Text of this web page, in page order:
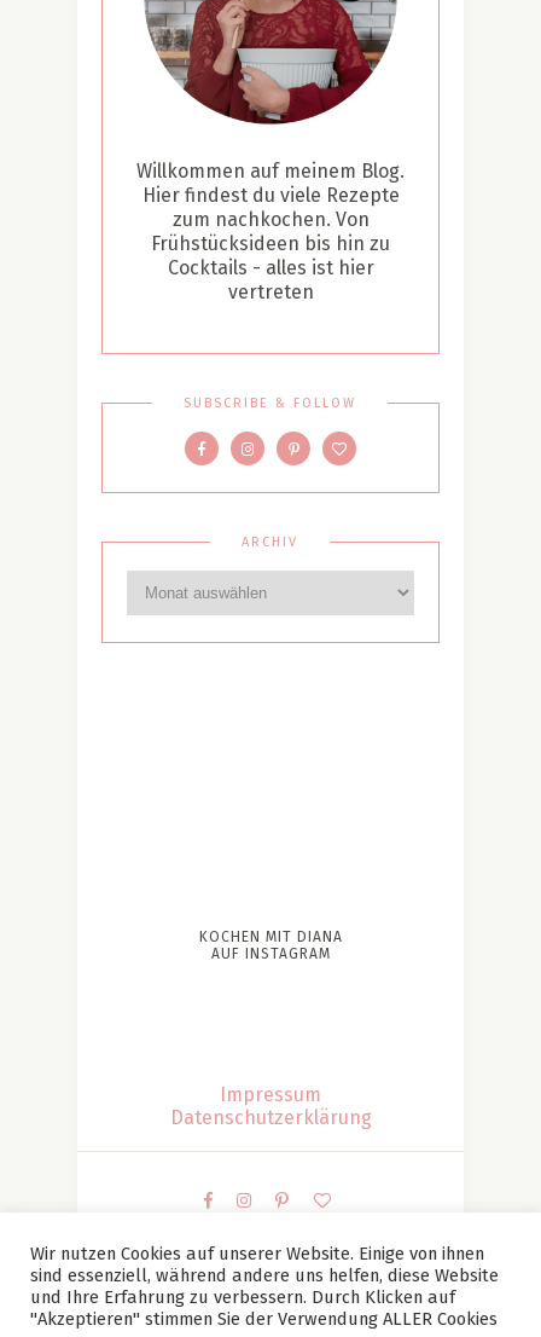
Willkommen auf meinem Blog.
Hier findest du viele Rezepte
zum nachkochen. Von
Frühstücksideen bis hin zu
Cocktails - alles ist hier
vertreten
SUBSCRIBE & FOLLOW
ARCHIV
KOCHEN MIT DIANA
AUF INSTAGRAM
Impressum
Datenschutzerklärung
© Kochen mit Diana | Diana Patesan Alle Bilder und
Texte sind mein Eigentum (falls nicht anders
Wir nutzen Cookies auf unserer Website. Einige von ihnen
sind essenziell, während andere uns helfen, diese Website
und Ihre Erfahrung zu verbessern. Durch Klicken auf
"Akzeptieren" stimmen Sie der Verwendung ALLER Cookies